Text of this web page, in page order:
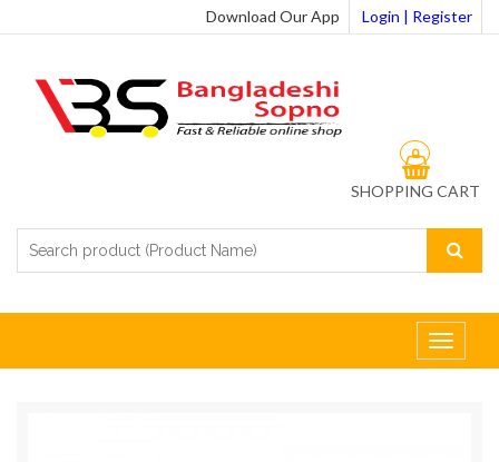
Download Our App Login | Register
SHOPPING CART
0
Toggle